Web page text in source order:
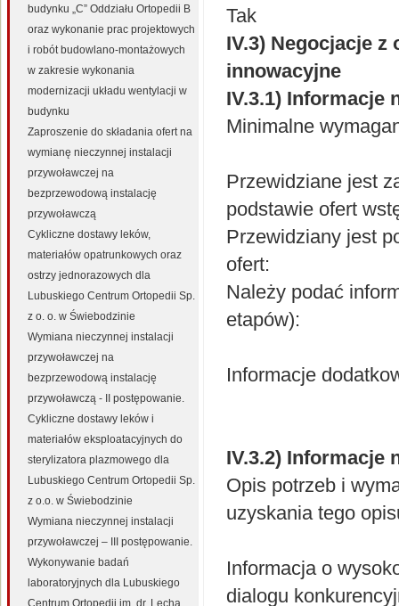
Tak
IV.3) Negocjacje
innowacyjne
IV.3.1) Informacje
Minimalne
Przewidziane jest
podstawie ofert
Przewidziany jest
ofert:
Należy podać
etapów):
Informacje
IV.3.2) Informacje
Opis potrzeb i
uzyskania tego
Informacja o
dialogu
budynku „C” Oddziału Ortopedii B
oraz wykonanie prac projektowych
i robót budowlano-montażowych
w zakresie wykonania
modernizacji układu wentylacji w
budynku
Zaproszenie do składania ofert na
wymianę nieczynnej instalacji
przywoławczej na
bezprzewodową instalację
przywoławczą
Cykliczne dostawy leków,
materiałów opatrunkowych oraz
ostrzy jednorazowych dla
Lubuskiego Centrum Ortopedii Sp.
z o. o. w Świebodzinie
Wymiana nieczynnej instalacji
przywoławczej na
bezprzewodową instalację
przywoławczą - II postępowanie.
Cykliczne dostawy leków i
materiałów eksploatacyjnych do
sterylizatora plazmowego dla
Lubuskiego Centrum Ortopedii Sp.
z o.o. w Świebodzinie
Wymiana nieczynnej instalacji
przywoławczej – III postępowanie.
Wykonywanie badań
laboratoryjnych dla Lubuskiego
Centrum Ortopedii im. dr. Lecha